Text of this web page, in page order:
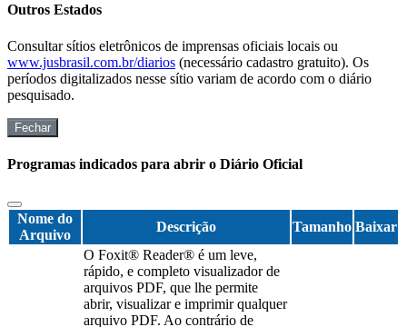
Outros Estados
Consultar sítios eletrônicos de imprensas oficiais locais ou
www.jusbrasil.com.br/diarios (necessário cadastro gratuito). Os
períodos digitalizados nesse sítio variam de acordo com o diário
pesquisado.
Fechar
Programas indicados para abrir o Diário Oficial
Nome do
Arquivo
Descrição Tamanho Baixar
O Foxit® Reader® é um leve,
rápido, e completo visualizador de
arquivos PDF, que lhe permite
abrir, visualizar e imprimir qualquer
arquivo PDF. Ao contrário de